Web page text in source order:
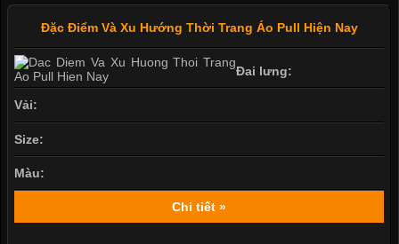
Đặc Điểm Và Xu Hướng Thời Trang Áo Pull Hiện Nay
Đai lưng:
Vải:
Size:
Màu:
Chi tiết »